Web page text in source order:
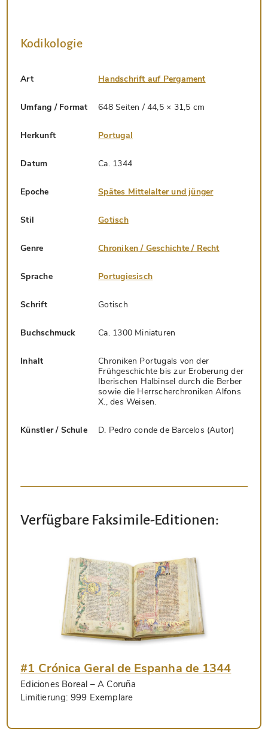
Kodikologie
Art Handschrift auf Pergament
Umfang / Format 648 Seiten / 44,5 × 31,5 cm
Herkunft Portugal
Datum Ca. 1344
Epoche Spätes Mittelalter und jünger
Stil Gotisch
Genre Chroniken / Geschichte / Recht
Sprache Portugiesisch
Schrift Gotisch
Buchschmuck Ca. 1300 Miniaturen
Inhalt
Chroniken Portugals von der
Frühgeschichte bis zur Eroberung der
Iberischen Halbinsel durch die Berber
sowie die Herrscherchroniken Alfons
X., des Weisen.
Künstler / Schule D. Pedro conde de Barcelos (Autor)
Verfügbare Faksimile-Editionen:
#1 Crónica Geral de Espanha de 1344
Ediciones Boreal – A Coruña
Limitierung: 999 Exemplare